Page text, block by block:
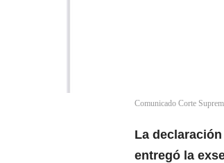
Comunicado Corte
La
entregó la